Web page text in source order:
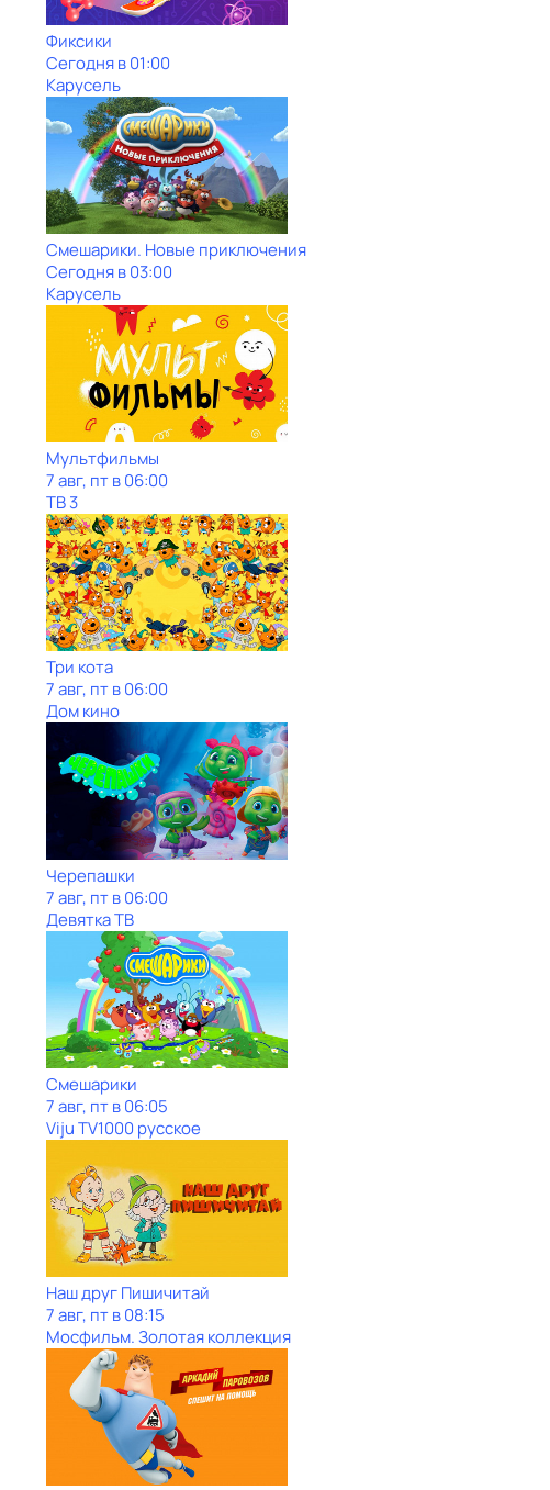
Фиксики
Сегодня в 01:00
Карусель
Смешарики. Новые приключения
Сегодня в 03:00
Карусель
Мультфильмы
7 авг, пт в 06:00
ТВ 3
Три кота
7 авг, пт в 06:00
Дом кино
Черепашки
7 авг, пт в 06:00
Девятка ТВ
Смешарики
7 авг, пт в 06:05
Viju TV1000 русское
Наш друг Пишичитай
7 авг, пт в 08:15
Мосфильм. Золотая коллекция